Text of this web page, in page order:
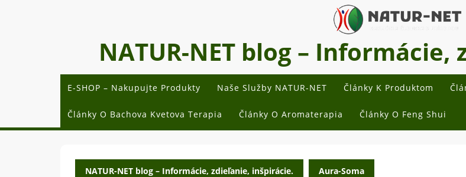
NATUR-NET blog –
E-SHOP – Nakupujte Produkty Naše Služby NATUR-NET Články K Produktom
Články O Bachova Kvetova Terapia Články O Aromaterapia Články O Feng Shui
NATUR-NET blog – Informácie, zdieľanie, inšpirácie. Aura-Soma